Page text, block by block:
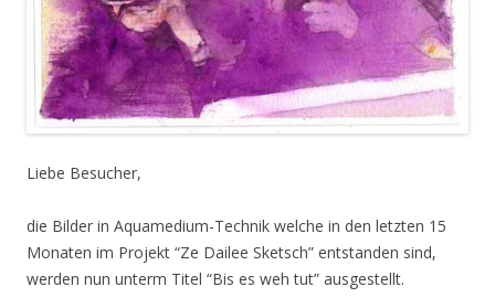
Liebe Besucher,
die Bilder in Aquamedium-Technik welche in den letzten 15
Monaten im Projekt “Ze Dailee Sketsch” entstanden sind,
werden nun unterm Titel “Bis es weh tut” ausgestellt.